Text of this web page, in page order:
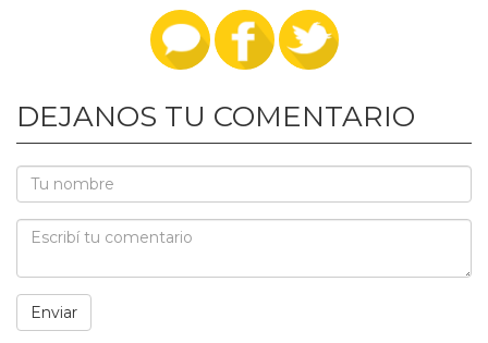
DEJANOS TU COMENTARIO